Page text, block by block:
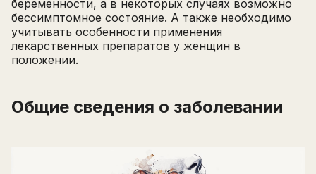
беременности, а в некоторых случаях возможно
бессимптомное состояние. А также необходимо
учитывать особенности применения
лекарственных препаратов у женщин в
положении.
Общие сведения о заболевании